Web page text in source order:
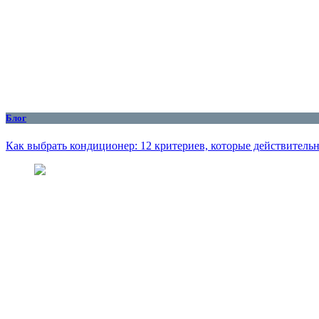
Блог
Как выбрать кондиционер: 12 критериев, которые